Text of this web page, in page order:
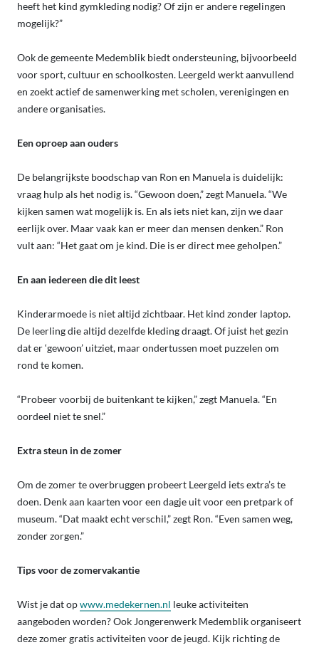
heeft het kind gymkleding nodig? Of zijn er andere regelingen
mogelijk?”
Ook de gemeente Medemblik biedt ondersteuning, bijvoorbeeld
voor sport, cultuur en schoolkosten. Leergeld werkt aanvullend
en zoekt actief de samenwerking met scholen, verenigingen en
andere organisaties.
Een oproep aan ouders
De belangrijkste boodschap van Ron en Manuela is duidelijk:
vraag hulp als het nodig is. “Gewoon doen,” zegt Manuela. “We
kijken samen wat mogelijk is. En als iets niet kan, zijn we daar
eerlijk over. Maar vaak kan er meer dan mensen denken.” Ron
vult aan: “Het gaat om je kind. Die is er direct mee geholpen.”
En aan iedereen die dit leest
Kinderarmoede is niet altijd zichtbaar. Het kind zonder laptop.
De leerling die altijd dezelfde kleding draagt. Of juist het gezin
dat er ‘gewoon’ uitziet, maar ondertussen moet puzzelen om
rond te komen.
“Probeer voorbij de buitenkant te kijken,” zegt Manuela. “En
oordeel niet te snel.”
Extra steun in de zomer
Om de zomer te overbruggen probeert Leergeld iets extra’s te
doen. Denk aan kaarten voor een dagje uit voor een pretpark of
museum. “Dat maakt echt verschil,” zegt Ron. “Even samen weg,
zonder zorgen.”
Tips voor de zomervakantie
Wist je dat opwww.medekernen.nl leuke activiteiten
aangeboden worden? Ook Jongerenwerk Medemblik organiseert
deze zomer gratis activiteiten voor de jeugd. Kijk richting de